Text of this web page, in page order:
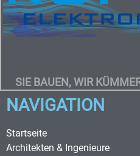
SIE BAUEN, WIR
NAVIGATION
Startseite
Architekten & Ingenieure